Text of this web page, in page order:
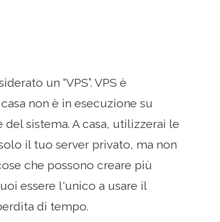
un “VPS”. VPS è
non è in esecuzione su
sistema. A casa, utilizzerai le
il tuo server privato, ma non
che possono creare più
essere l'unico a usare il
di tempo.